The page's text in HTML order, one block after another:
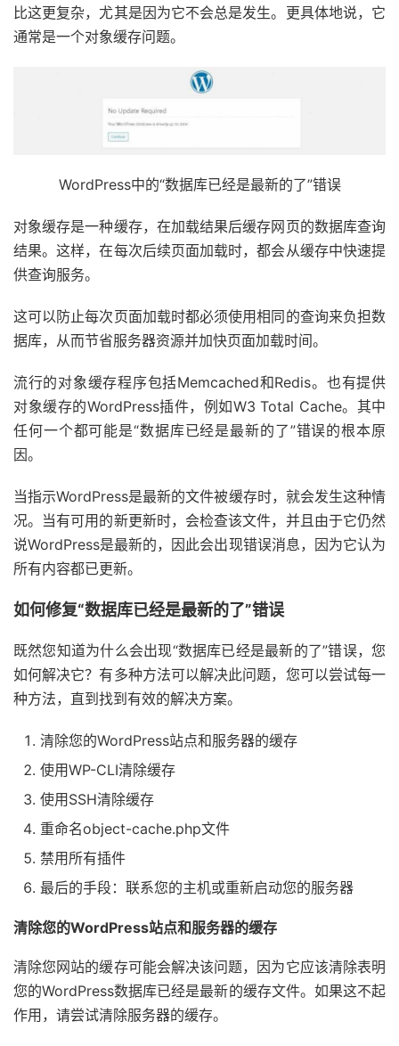
比这更复杂，尤其是因为它不会总是发生。更具体地说，它
通常是一个对象缓存问题。
WordPress中的“数据库已经是最新的了”错误
对象缓存是一种缓存，在加载结果后缓存网页的数据库查询
结果。这样，在每次后续页面加载时，都会从缓存中快速提
供查询服务。
这可以防止每次页面加载时都必须使用相同的查询来负担数
据库，从而节省服务器资源并加快页面加载时间。
流行的对象缓存程序包括Memcached和Redis。也有提供
对象缓存的WordPress插件，例如W3 Total Cache。其中
任何一个都可能是“数据库已经是最新的了”错误的根本原
因。
当指示WordPress是最新的文件被缓存时，就会发生这种情
况。当有可用的新更新时，会检查该文件，并且由于它仍然
说WordPress是最新的，因此会出现错误消息，因为它认为
所有内容都已更新。
如何修复“数据库已经是最新的了”错误
既然您知道为什么会出现“数据库已经是最新的了”错误，您
如何解决它？有多种方法可以解决此问题，您可以尝试每一
种方法，直到找到有效的解决方案。
清除您的WordPress站点和服务器的缓存
使用WP-CLI清除缓存
使用SSH清除缓存
重命名object-cache.php文件
禁用所有插件
最后的手段：联系您的主机或重新启动您的服务器
清除您的WordPress站点和服务器的缓存
清除您网站的缓存可能会解决该问题，因为它应该清除表明
您的WordPress数据库已经是最新的缓存文件。如果这不起
作用，请尝试清除服务器的缓存。